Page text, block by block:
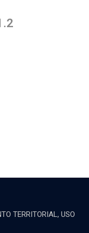
TERRITORIAL, USO